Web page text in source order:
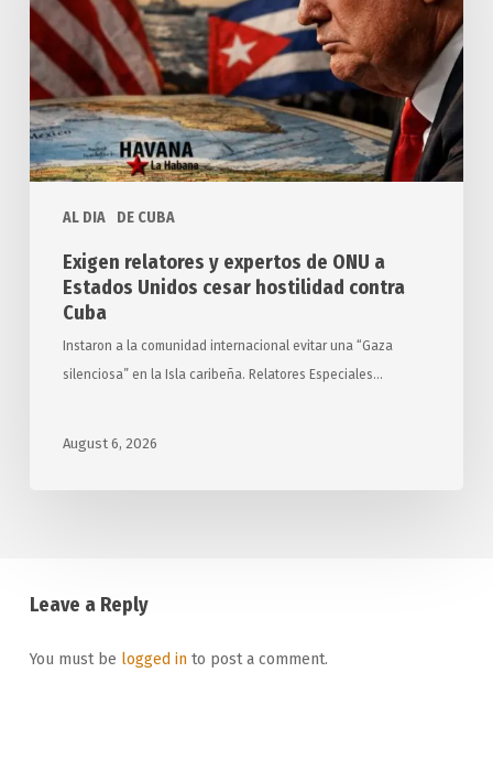
AL DIA DE CUBA
de
ONU
a
Estados
Unidos
cesar
contra
Exigen relatores y expertos de ONU a
Estados Unidos cesar hostilidad contra
Cuba
Instaron a la comunidad internacional evitar una “Gaza
silenciosa” en la Isla caribeña. Relatores Especiales…
August 6, 2026
Leave a Reply
You must be logged into post a comment.